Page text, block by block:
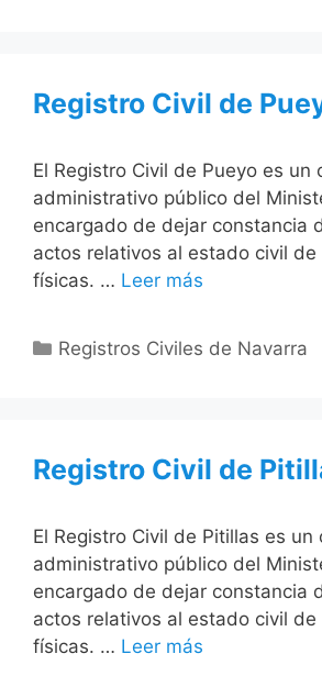
Registro Civil de
El Registro Civil de Pueyo es un
administrativo público del
encargado de dejar constancia
actos relativos al estado civil de
físicas. … Leer más
Categorías
Registros Civiles de Navarra
Registro Civil de
El Registro Civil de Pitillas es un
administrativo público del
encargado de dejar constancia
actos relativos al estado civil de
físicas. … Leer más